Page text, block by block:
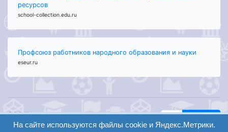
ресурсов
school-collection.edu.ru
Профсоюз работников народного образования и науки
eseur.ru
ООО "Центр
образования и
вход
На сайте используются файлы cookie и Яндекс.Метрики.